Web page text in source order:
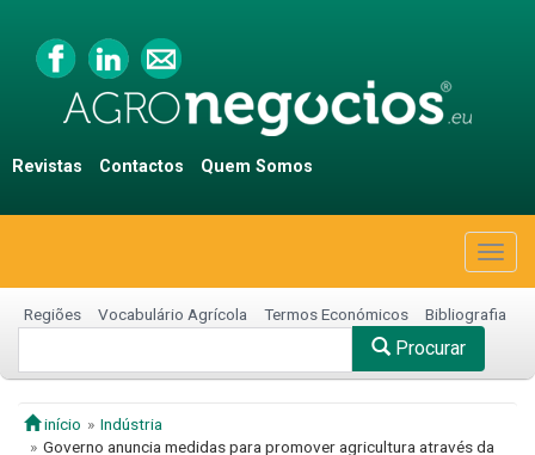
Revistas Contactos Quem Somos
Regiões Vocabulário Agrícola Termos Económicos Bibliografia
Procurar
início
Indústria
Governo anuncia medidas para promover agricultura através da